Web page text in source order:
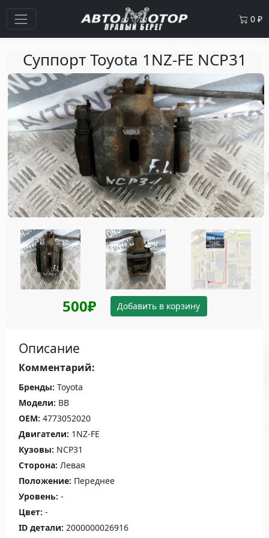
0 ₽
Суппорт Toyota 1NZ-FE NCP31
500₽ Добавить в корзину
Описание
Комментарий:
Бренды: Toyota
Модели: BB
OEM: 4773052020
Двигатели: 1NZ-FE
Кузовы: NCP31
Сторона: Левая
Положение: Переднее
Уровень: -
Цвет: -
ID детали: 2000000026916